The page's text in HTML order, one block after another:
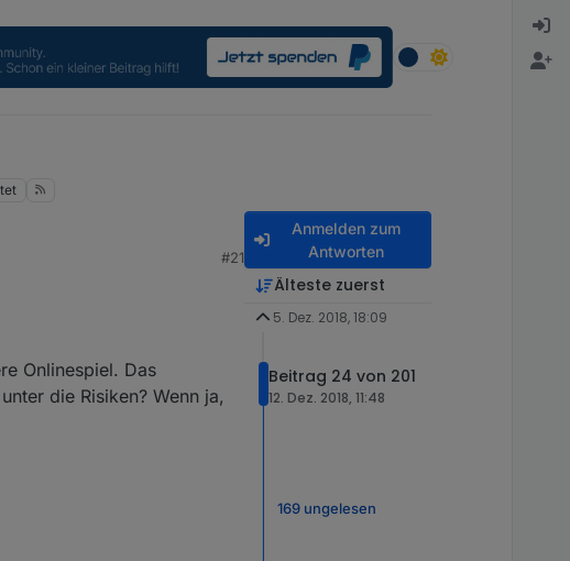
#21
Onlinespiel. Das
die Risiken? Wenn ja,
Anmelden zum
Antworten
Älteste zuerst
5. Dez. 2018, 18:09
Beitrag 24 von 201
12. Dez. 2018, 11:48
169 ungelesen